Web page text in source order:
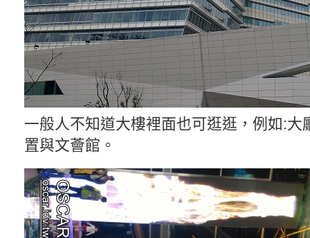
一般人不知道大樓裡面也可逛逛，例如:大
置與文薈館。